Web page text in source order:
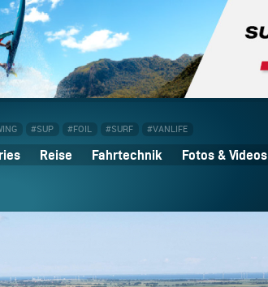
#SUP #FOIL #SURF #VANLIFE
Reise Fahrtechnik Fotos & Videos